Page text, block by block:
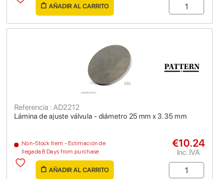
AÑADIR AL CARRITO
Lámina de ajuste válvula - diámetro 25 mm x 3.35 mm
Referencia : AD2212
Non-Stock Item - Estimación de
llegada 8 Days from purchase
€10.24
Inc. IVA
AÑADIR AL CARRITO